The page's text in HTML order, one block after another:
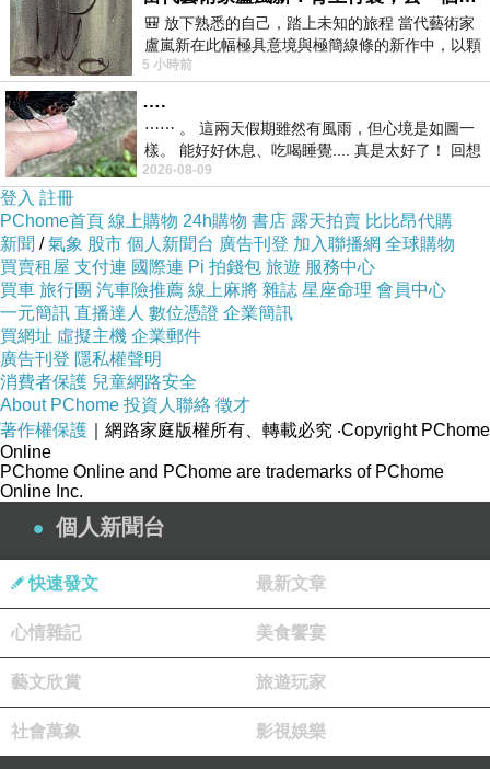
路痕
2025-10-02 09:33:19
哈哈
《銀河英雄傳說》我也有看。
日本人寫的太空科幻小說跟西方的真的是差很多，
尤其把雙方對戰的戰略成為小說情節的重點...
版主回應
銀英傳我看了三次
高中看動畫／大學看漫畫／出社會後看小說
不同時期會有不同的體悟
誠然，民主並不完美
但是當比克古提督在生命的最後舉杯－－
自由萬歲！民主萬歲！
著實令人動容啊~~
2025-10-03 23:03:29
秋天
2025-10-01 22:48:01
題外話 ... 看到「提督閣下，該做決斷了吧！」
莫名想到《銀河英雄傳說》的楊威利 / 萊因哈特
(別理我，突發奇想而已 ... 哈哈哈)
版主回應
你猜得沒錯唷~~
這部充滿東洋風
是我很珍惜的一段過往
彩蛋埋得不少
🎒 放下熟悉的自己，踏上未知的旅程 當代藝術家
盧嵐新在此幅極具意境與極簡線條的新作中，以顆
粒感豐富的灰綠粗糙背景，搭配凝練且具
5 小時前
….
⋯⋯ 。 這兩天假期雖然有風雨，但心境是如圖一
樣。 能好好休息、吃喝睡覺.... 真是太好了！ 回想
起來，以前根本就很難有這
2026-08-09
登入 註冊
PChome首頁 線上購物 24h購物 書店 露天拍賣 比比昂代購
新聞 /氣象 股市 個人新聞台 廣告刊登 加入聯播網 全球購物
買賣租屋 支付連 國際連 Pi 拍錢包 旅遊 服務中心
買車 旅行團 汽車險推薦 線上麻將 雜誌 星座命理 會員中心
一元簡訊 直播達人 數位憑證 企業簡訊
買網址 虛擬主機 企業郵件
廣告刊登 隱私權聲明
消費者保護 兒童網路安全
About PChome 投資人聯絡 徵才
著作權保護 ｜網路家庭版權所有、轉載必究 ‧Copyright PChome
Online
PChome Online and PChome are trademarks of PChome
Online Inc.
個人新聞台
快速發文 最新文章
心情雜記 美食饗宴
藝文欣賞 旅遊玩家
社會萬象 影視娛樂